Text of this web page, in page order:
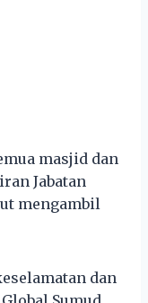
masjid dan
Jabatan
mengambil
dan